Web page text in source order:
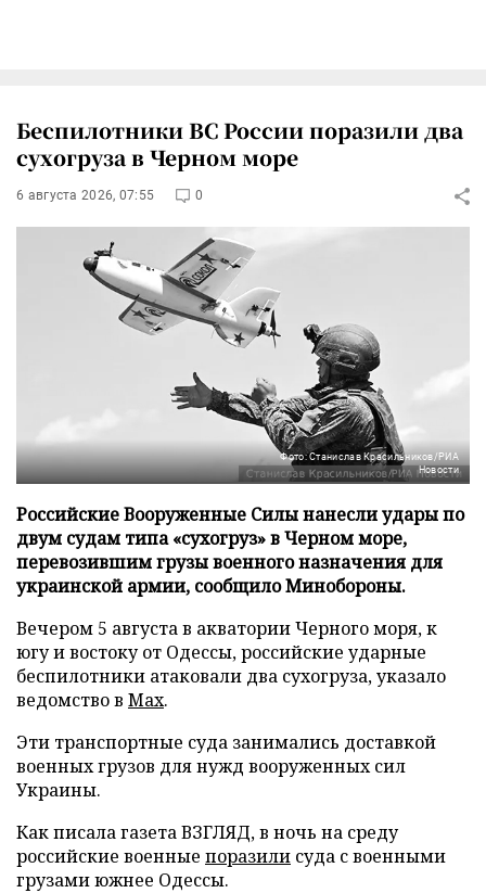
Беспилотники ВС России поразили два
сухогруза в Черном море
6 августа 2026, 07:55 0
Фото: Станислав Красильников/РИА
Новости
Российские Вооруженные Силы нанесли удары по
двум судам типа «сухогруз» в Черном море,
перевозившим грузы военного назначения для
украинской армии, сообщило Минобороны.
Вечером 5 августа в акватории Черного моря, к
югу и востоку от Одессы, российские ударные
беспилотники атаковали два сухогруза, указало
ведомство в Max.
Эти транспортные суда занимались доставкой
военных грузов для нужд вооруженных сил
Украины.
Как писала газета ВЗГЛЯД, в ночь на среду
российские военные поразили суда с военными
грузами южнее Одессы.